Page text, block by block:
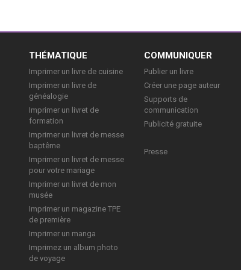
THÉMATIQUE
Imprimer un livre de cuisine
Imprimer un livre de
généalogie
Imprimer un livret de
formation
Imprimer un livret de messe
baptême
Imprimer un livret de messe
pour votre mariage
Imprimer un livret de mon
musée
Imprimer un magazine TPE
de première
Imprimer un manga
Imprimez un album photo
de voyage
COMMUNIQUER
Publier un livre
Créer une page auteur
Supports de
communication
Publicité gratuite
Presse